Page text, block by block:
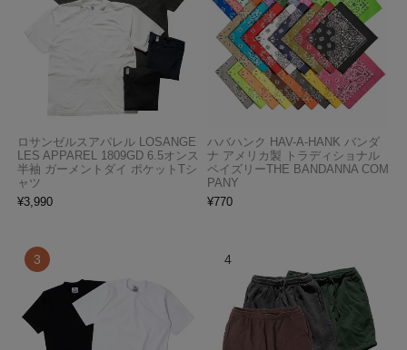
ロサンゼルスアパレル LOSANGE
LES APPAREL 1809GD 6.5オンス
半袖 ガーメントダイ ポケットTシ
ャツ
¥3,990
ハバハンク HAV-A-HANK バンダ
ナ アメリカ製 トラディショナル
ペイズリーTHE BANDANNA COM
PANY
¥770